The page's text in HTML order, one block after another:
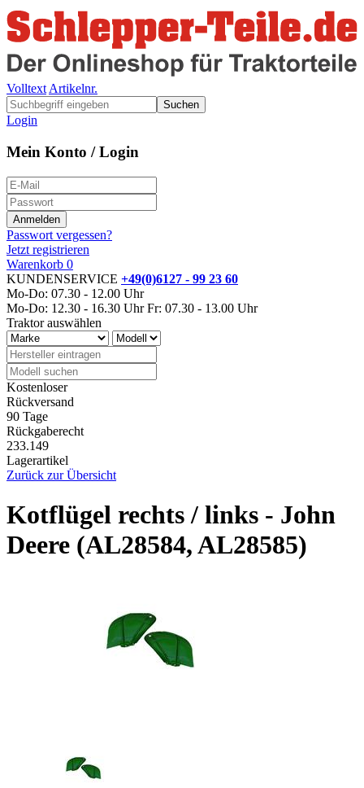
Volltext Artikelnr.
Suchen
Login
Mein Konto / Login
Passwort vergessen?
Jetzt registrieren
Warenkorb 0
KUNDENSERVICE +49(0)6127 - 99 23 60
Mo-Do: 07.30 - 12.00 Uhr
Mo-Do: 12.30 - 16.30 Uhr Fr: 07.30 - 13.00 Uhr
Traktor auswählen
Kostenloser
Rückversand
90 Tage
Rückgaberecht
233.149
Lagerartikel
Zurück zur Übersicht
Kotflügel rechts / links - John
Deere (AL28584, AL28585)